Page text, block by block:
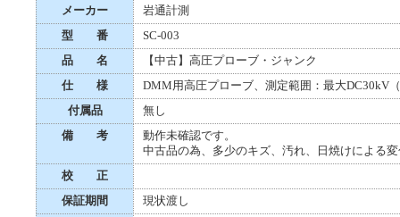
メーカー
岩通計測
型 番
SC-003
品 名
【中古】高圧プローブ・ジャンク
仕 様
DMM用高圧プローブ、測定範囲：最大DC30kV
付属品
無し
備 考
動作未確認です。
中古品の為、多少のキズ、汚れ、日焼けによる
校 正
保証期間
現状渡し